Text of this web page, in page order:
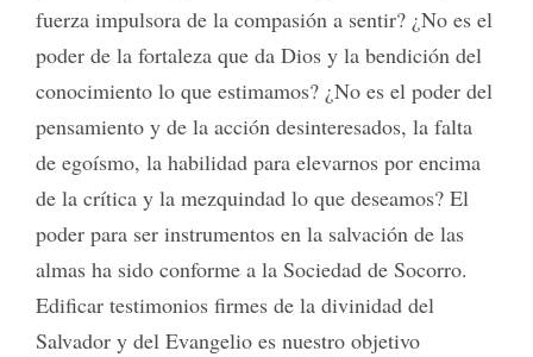
fuerza impulsora de la compasión a sentir? ¿No es el
poder de la fortaleza que da Dios y la bendición del
conocimiento lo que estimamos? ¿No es el poder del
pensamiento y de la acción desinteresados, la falta
de egoísmo, la habilidad para elevarnos por encima
de la crítica y la mezquindad lo que deseamos? El
poder para ser instrumentos en la salvación de las
almas ha sido conforme a la Sociedad de Socorro.
Edificar testimonios firmes de la divinidad del
Salvador y del Evangelio es nuestro objetivo